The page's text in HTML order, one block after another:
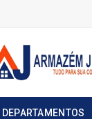
DEPARTAMENTOS